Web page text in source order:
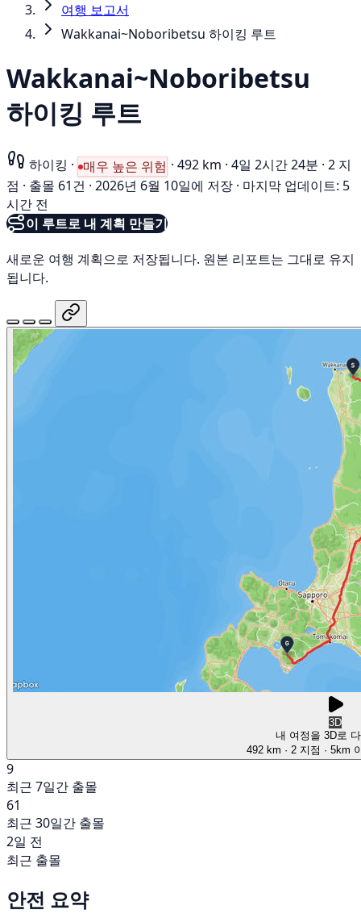
여행 보고서
Wakkanai~Noboribetsu 하이킹 루트
Wakkanai~Noboribetsu
하이킹 루트
하이킹 · 매우 높은 위험 · 492 km · 4일 2시간 24분 · 2 지
점 · 출몰 61건 · 2026년 6월 10일에 저장 · 마지막 업데이트: 5
시간 전
이 루트로 내 계획 만들기
새로운 여행 계획으로 저장됩니다. 원본 리포트는 그대로 유지
됩니다.
3D
내 여정을 3D로
492 km · 2 지점 · 5km
9
최근 7일간 출몰
61
최근 30일간 출몰
2일 전
최근 출몰
안전 요약